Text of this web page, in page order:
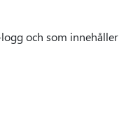
och som innehåller